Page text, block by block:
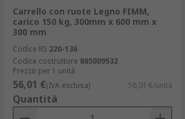
Carrello con ruote Legno FIMM,
carico 150 kg, 300mm x 600 mm x
300 mm
Codice RS 220-136
Codice costruttore 865009532
Prezzo per 1 unità
56,01 €(IVA esclusa) 56,01 €/unità
Quantità